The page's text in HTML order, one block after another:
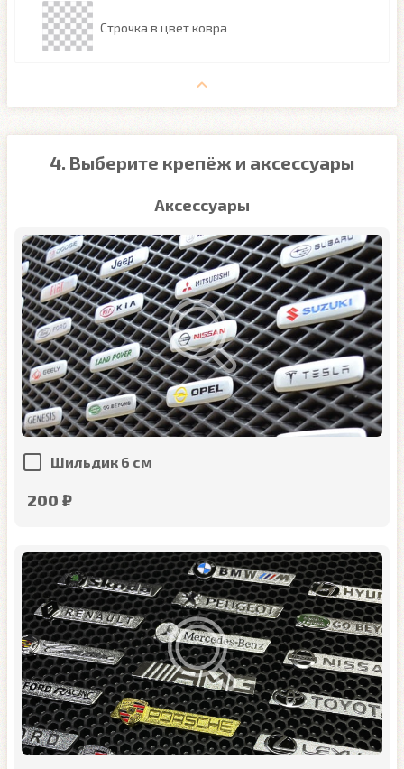
Строчка в цвет ковра
4. Выберите крепёж и аксессуары
Аксессуары
Шильдик 6 см
200 ₽